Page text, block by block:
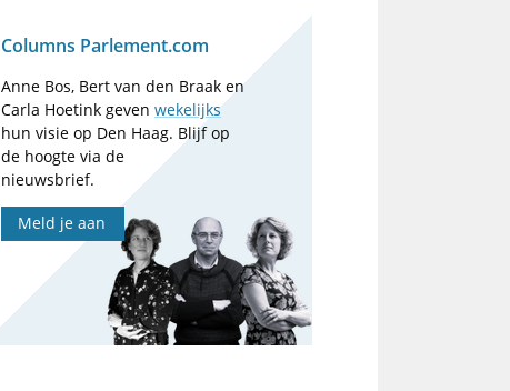
Columns Parlement.com
Anne Bos, Bert van den Braak en
Carla Hoetink gevenwekelijks
hun visie op Den Haag. Blijf op
de hoogte via de
nieuwsbrief.
Meld je aan